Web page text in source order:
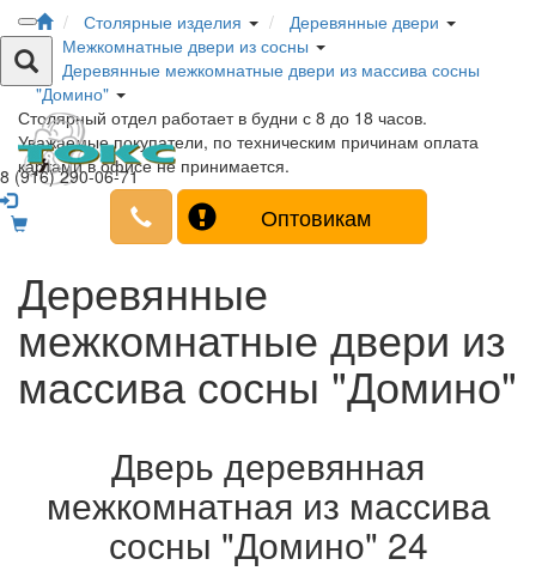
8 (916) 290-06-71
Столярные изделия
Деревянные двери
Межкомнатные двери из сосны
Деревянные межкомнатные двери из массива сосны
"Домино"
Столярный отдел работает в будни с 8 до 18 часов.
Уважаемые покупатели, по техническим причинам оплата
картами в офисе не принимается.
Оптовикам
Деревянные
межкомнатные двери из
массива сосны "Домино"
Дверь деревянная
межкомнатная из массива
сосны "Домино" 24